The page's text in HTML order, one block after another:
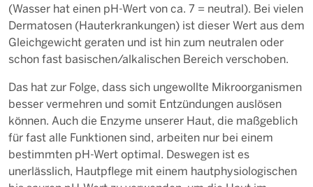
(Wasser hat einen pH-Wert von ca. 7 = neutral). Bei vielen
Dermatosen (Hauterkrankungen) ist dieser Wert aus dem
Gleichgewicht geraten und ist hin zum neutralen oder
schon fast basischen/alkalischen Bereich verschoben.
Das hat zur Folge, dass sich ungewollte Mikroorganismen
besser vermehren und somit Entzündungen auslösen
können. Auch die Enzyme unserer Haut, die maßgeblich
für fast alle Funktionen sind, arbeiten nur bei einem
bestimmten pH-Wert optimal. Deswegen ist es
unerlässlich, Hautpflege mit einem hautphysiologischen